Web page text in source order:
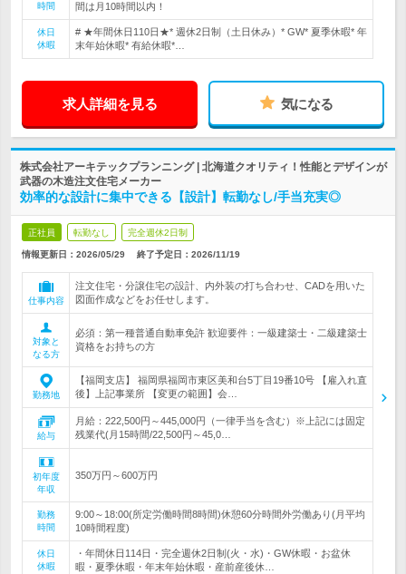
時間
間は月10時間以内！
休日
休暇
# ★年間休日110日★* 週休2日制（土日休み）* GW* 夏季休暇* 年
末年始休暇* 有給休暇*…
求人詳細を見る 気になる
株式会社アーキテックプランニング | 北海道クオリティ！性能とデザインが
武器の木造注文住宅メーカー
効率的な設計に集中できる【設計】転勤なし/手当充実◎
正社員 転勤なし 完全週休2日制
情報更新日：2026/05/29 終了予定日： 2026/11/19
仕事内容
注文住宅・分譲住宅の設計、内外装の打ち合わせ、CADを用いた
図面作成などをお任せします。
対象と
なる方
必須：第一種普通自動車免許 歓迎要件：一級建築士・二級建築士
資格をお持ちの方
勤務地
【福岡支店】 福岡県福岡市東区美和台5丁目19番10号 【雇入れ直
後】上記事業所 【変更の範囲】会…
給与
月給：222,500円～445,000円（一律手当を含む）※上記には固定
残業代(月15時間/22,500円～45,0…
初年度
年収
350万円～600万円
勤務
時間
9:00～18:00(所定労働時間8時間)休憩60分時間外労働あり(月平均
10時間程度)
休日
休暇
・年間休日114日・完全週休2日制(火・水)・GW休暇・お盆休
暇・夏季休暇・年末年始休暇・産前産後休…